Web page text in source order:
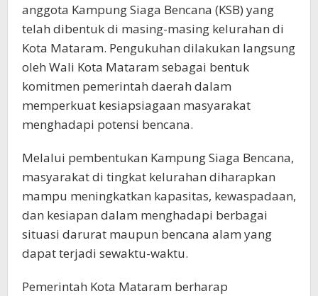
anggota Kampung Siaga Bencana (KSB) yang
telah dibentuk di masing-masing kelurahan di
Kota Mataram. Pengukuhan dilakukan langsung
oleh Wali Kota Mataram sebagai bentuk
komitmen pemerintah daerah dalam
memperkuat kesiapsiagaan masyarakat
menghadapi potensi bencana.
Melalui pembentukan Kampung Siaga Bencana,
masyarakat di tingkat kelurahan diharapkan
mampu meningkatkan kapasitas, kewaspadaan,
dan kesiapan dalam menghadapi berbagai
situasi darurat maupun bencana alam yang
dapat terjadi sewaktu-waktu.
Pemerintah Kota Mataram berharap